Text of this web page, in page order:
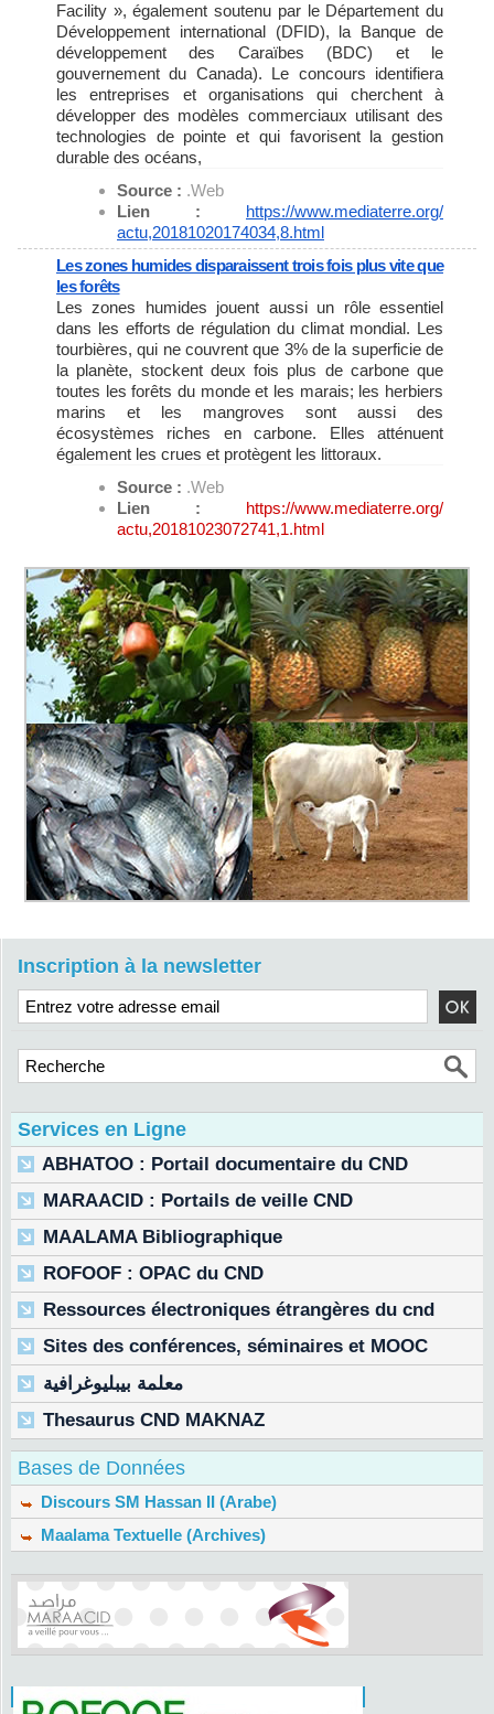
Facility », également soutenu par le Département du
Développement international (DFID), la Banque de
développement des Caraïbes (BDC) et le
gouvernement du Canada). Le concours identifiera
les entreprises et organisations qui cherchent à
développer des modèles commerciaux utilisant des
technologies de pointe et qui favorisent la gestion
durable des océans,
Source : .Web
Lien : https://www.mediaterre.org/
actu,20181020174034,8.html
Les zones humides disparaissent trois fois plus vite que
les forêts
Les zones humides jouent aussi un rôle essentiel
dans les efforts de régulation du climat mondial. Les
tourbières, qui ne couvrent que 3% de la superficie de
la planète, stockent deux fois plus de carbone que
toutes les forêts du monde et les marais; les herbiers
marins et les mangroves sont aussi des
écosystèmes riches en carbone. Elles atténuent
également les crues et protègent les littoraux.
Source : .Web
Lien : https://www.mediaterre.org/
actu,20181023072741,1.html
Inscription à la newsletter
Services en Ligne
ABHATOO : Portail documentaire du CND
MARAACID : Portails de veille CND
MAALAMA Bibliographique
ROFOOF : OPAC du CND
Ressources électroniques étrangères du cnd
Sites des conférences, séminaires et MOOC
معلمة بيبليوغرافية
Thesaurus CND MAKNAZ
Bases de Données
Discours SM Hassan II (Arabe)
Maalama Textuelle (Archives)